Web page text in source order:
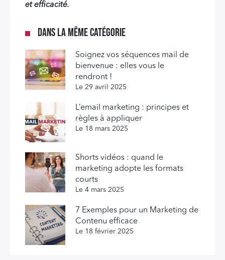
et efficacité.
Dans la même catégorie
Soignez vos séquences mail de
bienvenue : elles vous le
rendront !
Le 29 avril 2025
L’email marketing : principes et
règles à appliquer
Le 18 mars 2025
Shorts vidéos : quand le
marketing adopte les formats
courts
Le 4 mars 2025
7 Exemples pour un Marketing de
Contenu efficace
Le 18 février 2025